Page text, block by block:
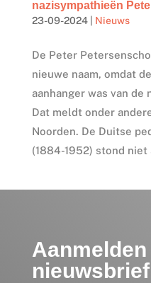
nazisympathieën
23-09-2024| Nieuws
De Peter
nieuwe naam, omdat
aanhanger was van
Dat meldt onder
Noorden. De Duitse
(1884-1952) stond
nieuwsbrief